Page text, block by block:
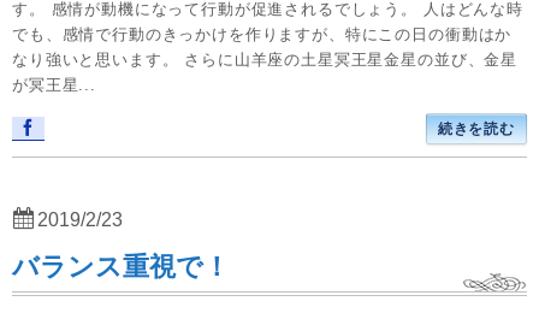
す。 感情が動機になって行動が促進されるでしょう。 人はどんな時
でも、感情で行動のきっかけを作りますが、特にこの日の衝動はか
なり強いと思います。 さらに山羊座の土星冥王星金星の並び、金星
が冥王星...
続きを読む
バランス重視で！
2019/2/23